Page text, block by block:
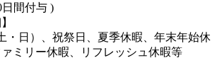
間付与 )
・日）、祝祭日、夏季休暇、年末年始休
ミリー休暇、リフレッシュ休暇等